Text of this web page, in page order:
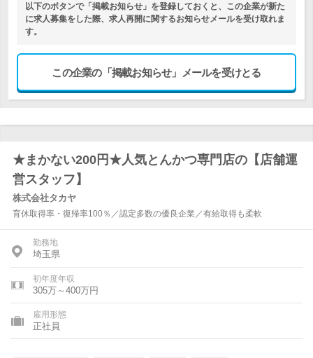
以下のボタンで「掲載お知らせ」を登録しておくと、この企業が新た
に求人募集をした際、求人再開に関するお知らせメールを受け取れま
す。
この企業の「掲載お知らせ」メールを受けとる
★まかない200円★人気とんかつ専門店の【店舗運
営スタッフ】
株式会社タカヤ
育休取得率・復帰率100％／認定多数の優良企業／有給取得も柔軟
勤務地
埼玉県
初年度年収
305万～400万円
雇用形態
正社員